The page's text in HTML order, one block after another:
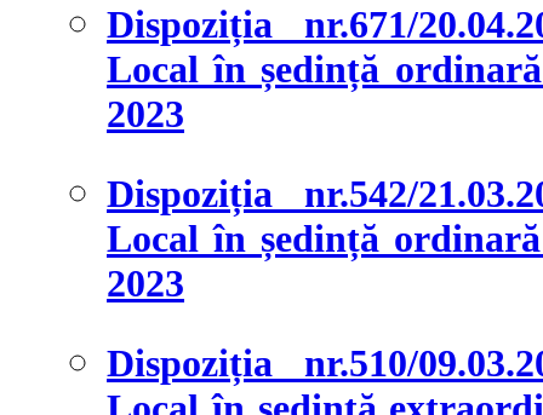
Dispoziția nr.671/
Local în ședință
2023
Dispoziția nr.542/
Local în ședință
2023
Dispoziția nr.510/